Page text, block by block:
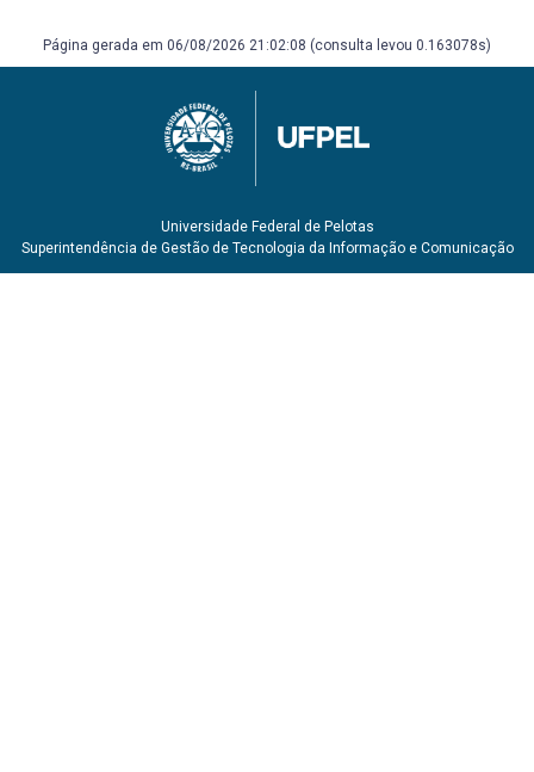
Página gerada em 06/08/2026 21:02:08 (consulta levou 0.163078s)
Universidade Federal de Pelotas
Superintendência de Gestão de Tecnologia da Informação e Comunicação